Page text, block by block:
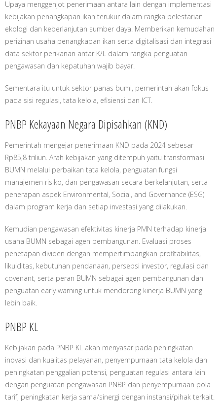
Upaya menggenjot penerimaan antara lain dengan implementasi
kebijakan penangkapan ikan terukur dalam rangka pelestarian
ekologi dan keberlanjutan sumber daya. Memberikan kemudahan
perizinan usaha penangkapan ikan serta digitalisasi dan integrasi
data sektor perikanan antar K/L dalam rangka penguatan
pengawasan dan kepatuhan wajib bayar.
Sementara itu untuk sektor panas bumi, pemerintah akan fokus
pada sisi regulasi, tata kelola, efisiensi dan ICT.
PNBP Kekayaan Negara Dipisahkan (KND)
Pemerintah mengejar penerimaan KND pada 2024 sebesar
Rp85,8 triliun. Arah kebijakan yang ditempuh yaitu transformasi
BUMN melalui perbaikan tata kelola, penguatan fungsi
manajemen risiko, dan pengawasan secara berkelanjutan, serta
penerapan aspek Environmental, Social, and Governance (ESG)
dalam program kerja dan setiap investasi yang dilakukan.
Kemudian pengawasan efektivitas kinerja PMN terhadap kinerja
usaha BUMN sebagai agen pembangunan. Evaluasi proses
penetapan dividen dengan mempertimbangkan profitabilitas,
likuiditas, kebutuhan pendanaan, persepsi investor, regulasi dan
covenant, serta peran BUMN sebagai agen pembangunan dan
penguatan early warning untuk mendorong kinerja BUMN yang
lebih baik.
PNBP KL
Kebijakan pada PNBP KL akan menyasar pada peningkatan
inovasi dan kualitas pelayanan, penyempurnaan tata kelola dan
peningkatan penggalian potensi, penguatan regulasi antara lain
dengan penguatan pengawasan PNBP dan penyempurnaan pola
tarif, peningkatan kerja sama/sinergi dengan instansi/pihak terkait.